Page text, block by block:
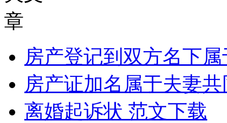
房产登记到双方名下
房产证加名属于夫妻
离婚起诉状 范文下载